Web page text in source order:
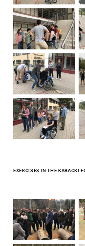
EXERCISES IN THE KABACKI